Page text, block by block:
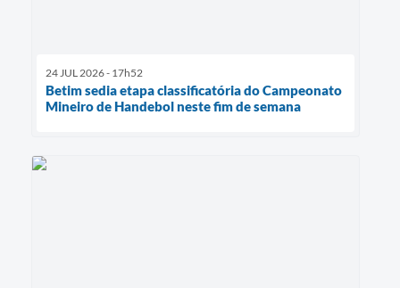
24 JUL 2026 - 17h52
Betim sedia etapa classificatória do Campeonato
Mineiro de Handebol neste fim de semana